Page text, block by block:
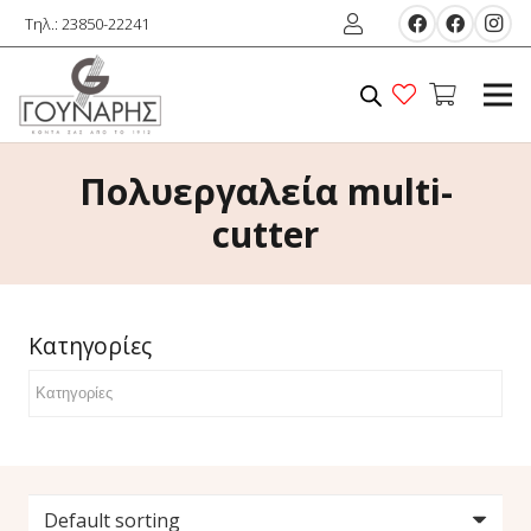
Τηλ.: 23850-22241
Πολυεργαλεία multi-
cutter
Κατηγορίες